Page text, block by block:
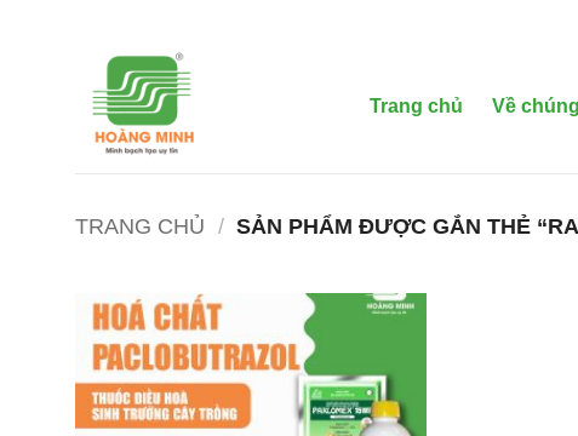
Trang chủ Về
TRANG CHỦ / SẢN PHẨM ĐƯỢC GẮN THẺ